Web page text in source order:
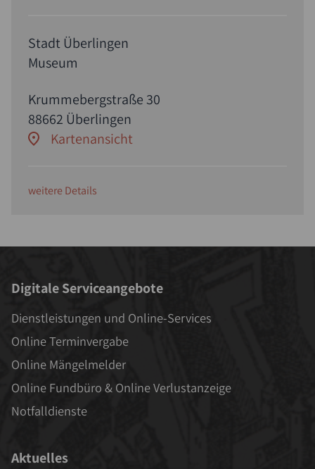
Stadt Überlingen
Museum
Krummebergstraße 30
88662 Überlingen
Kartenansicht
weitere Details
Digitale Serviceangebote
Dienstleistungen und Online-Services
Online Terminvergabe
Online Mängelmelder
Online Fundbüro & Online Verlustanzeige
Notfalldienste
Aktuelles